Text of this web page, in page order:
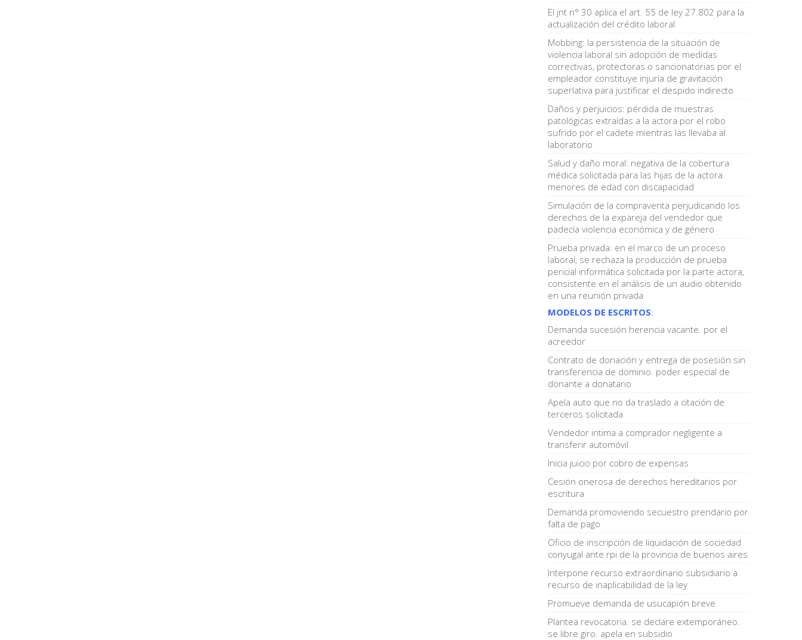
El jnt n° 30 aplica el art. 55 de ley 27.802 para la
actualización del crédito laboral
Mobbing: la persistencia de la situación de
violencia laboral sin adopción de medidas
correctivas, protectoras o sancionatorias por el
empleador constituye injuria de gravitación
superlativa para justificar el despido indirecto
Daños y perjuicios: pérdida de muestras
patológicas extraídas a la actora por el robo
sufrido por el cadete mientras las llevaba al
laboratorio
Salud y daño moral: negativa de la cobertura
médica solicitada para las hijas de la actora
menores de edad con discapacidad
Simulación de la compraventa perjudicando los
derechos de la expareja del vendedor que
padecía violencia económica y de género
Prueba privada: en el marco de un proceso
laboral, se rechaza la producción de prueba
pericial informática solicitada por la parte actora,
consistente en el análisis de un audio obtenido
en una reunión privada
MODELOS DE ESCRITOS:
Demanda sucesión herencia vacante. por el
acreedor
Contrato de donación y entrega de posesión sin
transferencia de dominio. poder especial de
donante a donatario
Apela auto que no da traslado a citación de
terceros solicitada
Vendedor intima a comprador negligente a
transferir automóvil
Inicia juicio por cobro de expensas
Cesión onerosa de derechos hereditarios por
escritura
Demanda promoviendo secuestro prendario por
falta de pago
Oficio de inscripción de liquidación de sociedad
conyugal ante rpi de la provincia de buenos aires
Interpone recurso extraordinario subsidiario a
recurso de inaplicabilidad de la ley
Promueve demanda de usucapión breve
Plantea revocatoria. se declare extemporáneo.
se libre giro. apela en subsidio